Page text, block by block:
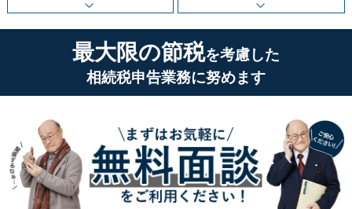
最大限の節税を考慮した
相続税申告業務に努めます